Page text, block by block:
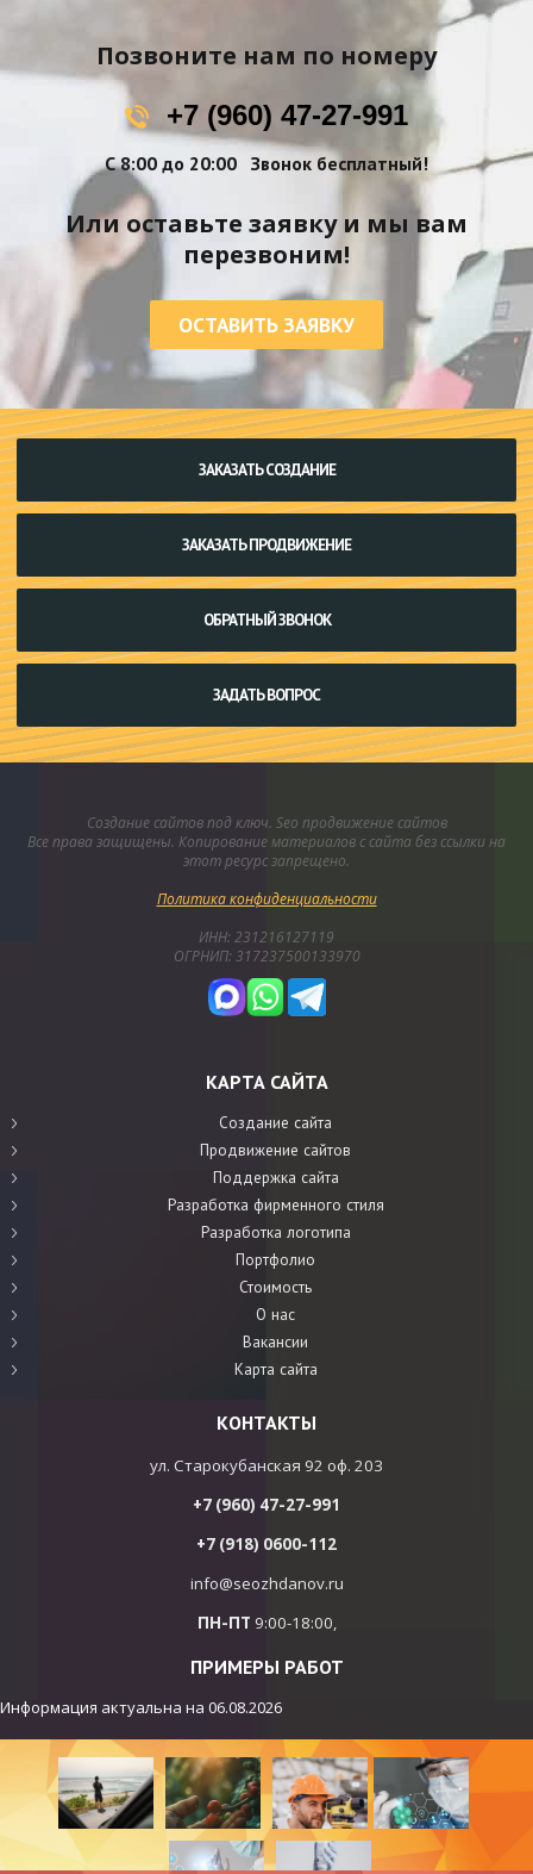
Позвоните нам по номеру
+7 (960) 47-27-991
С 8:00 до 20:00 Звонок бесплатный!
Или оставьте заявку и мы вам
перезвоним!
ОСТАВИТЬ ЗАЯВКУ
ЗАКАЗАТЬ СОЗДАНИЕ
ЗАКАЗАТЬ ПРОДВИЖЕНИЕ
ОБРАТНЫЙ ЗВОНОК
ЗАДАТЬ ВОПРОС
Создание сайтов под ключ. Seo продвижение сайтов
Все права защищены. Копирование материалов с сайта без ссылки на
этот ресурс запрещено.
Политика конфиденциальности
ИНН: 231216127119
ОГРНИП: 317237500133970
КАРТА САЙТА
Создание сайта
Продвижение сайтов
Поддержка сайта
Разработка фирменного стиля
Разработка логотипа
Портфолио
Стоимость
О нас
Вакансии
Карта сайта
КОНТАКТЫ
ул. Старокубанская 92 оф. 203
+7 (960) 47-27-991
+7 (918) 0600-112
info@seozhdanov.ru
ПН-ПТ 9:00-18:00,
ПРИМЕРЫ РАБОТ
Информация актуальна на 06.08.2026